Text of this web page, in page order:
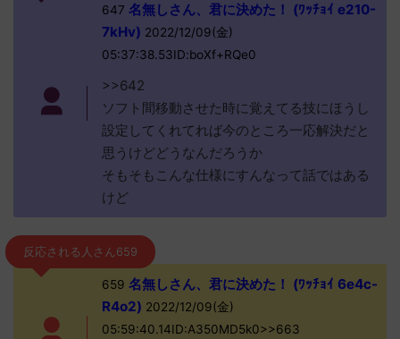
647 名無しさん、君に決めた！ (ﾜｯﾁｮｲ e210-
7kHv) 2022/12/09(金)
05:37:38.53ID:boXf+RQe0
>>642
ソフト間移動させた時に覚えてる技にほうし
設定してくれてれば今のところ一応解決だと
思うけどどうなんだろうか
そもそもこんな仕様にすんなって話ではある
けど
反応される人さん659
659 名無しさん、君に決めた！ (ﾜｯﾁｮｲ 6e4c-
R4o2) 2022/12/09(金)
05:59:40.14ID:A350MD5k0>>663